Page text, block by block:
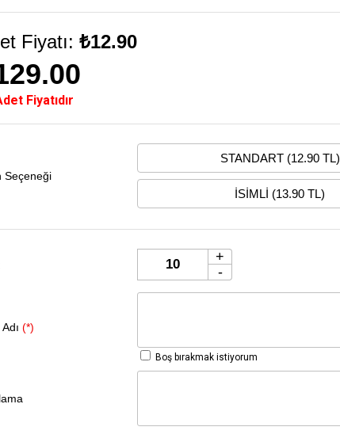
Fiyatı: ₺12.90
Fiyatıdır
Seçeneği
STANDART (12.90 TL)
İSİMLİ (13.90 TL)
+
-
(*)
Boş bırakmak istiyorum